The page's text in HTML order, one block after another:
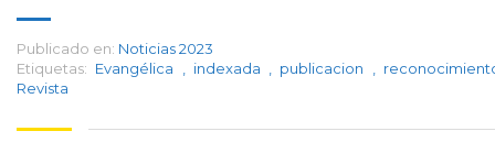
Publicado en: Noticias 2023
Etiquetas: Evangélica indexada publicacion
Revista